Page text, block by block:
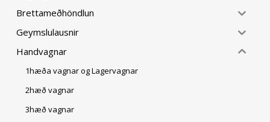
Brettameðhöndlun
Geymslulausnir
Handvagnar
1hæða vagnar og Lagervagnar
2hæð vagnar
3hæð vagnar